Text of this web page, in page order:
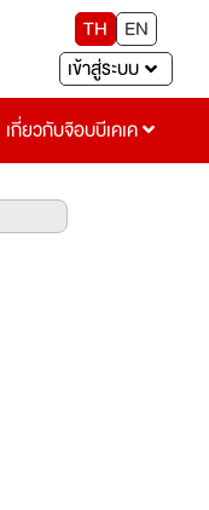
TH
EN
เข้าสู่ระบบ
เกี่ยวกับจ๊อบบีเคเค